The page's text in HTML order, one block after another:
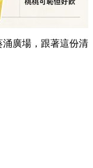
廣場，跟著這份清